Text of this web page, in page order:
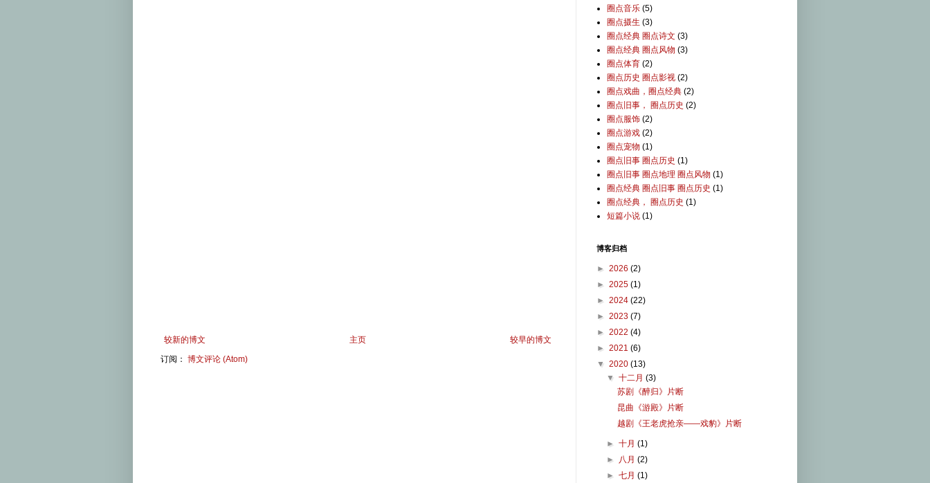
较新的博文 较早的博文
主页
订阅： 博文评论 (Atom)
圈点音乐 (5)
圈点摄生 (3)
圈点经典 圈点诗文 (3)
圈点经典 圈点风物 (3)
圈点体育 (2)
圈点历史 圈点影视 (2)
圈点戏曲，圈点经典 (2)
圈点旧事， 圈点历史 (2)
圈点服饰 (2)
圈点游戏 (2)
圈点宠物 (1)
圈点旧事 圈点历史 (1)
圈点旧事 圈点地理 圈点风物 (1)
圈点经典 圈点旧事 圈点历史 (1)
圈点经典， 圈点历史 (1)
短篇小说 (1)
博客归档
► 2026 (2)
► 2025 (1)
► 2024 (22)
► 2023 (7)
► 2022 (4)
► 2021 (6)
▼ 2020 (13)
▼十二月(3)
苏剧《醉归》片断
昆曲《游殿》片断
越剧《王老虎抢亲——戏豹》片断
►十月(1)
► 八月(2)
►七月(1)